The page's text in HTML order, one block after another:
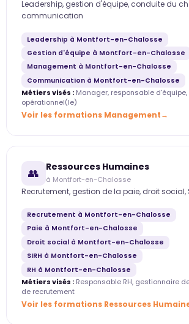
Leadership, gestion d'équipe, conduite du
communication
Leadership à Montfort-en-Chalosse
Gestion d'équipe à Montfort-en-Chalosse
Management à Montfort-en-Chalosse
Communication à Montfort-en-Chalosse
Métiers visés : Manager, responsable
opérationnel(le)
Voir les formations Management
👥 Ressources Humaines
à Montfort-en-Chalosse
Recrutement, gestion de la paie, droit social,
Recrutement à Montfort-en-Chalosse
Paie à Montfort-en-Chalosse
Droit social à Montfort-en-Chalosse
SIRH à Montfort-en-Chalosse
RH à Montfort-en-Chalosse
Métiers visés : Responsable RH, gestionnaire
de recrutement
Voir les formations Ressources